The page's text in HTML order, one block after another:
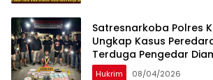
Satresnarkoba Polres
Ungkap Kasus
Terduga Pengedar
Hukrim 08/04/2026